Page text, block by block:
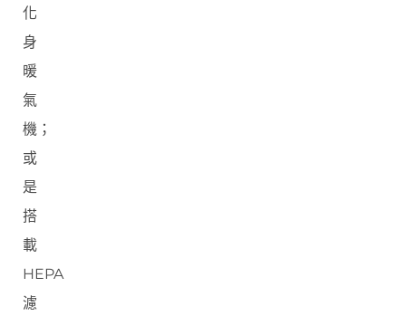
化
身
暖
氣
機；
或
是
搭
載
HEPA
濾